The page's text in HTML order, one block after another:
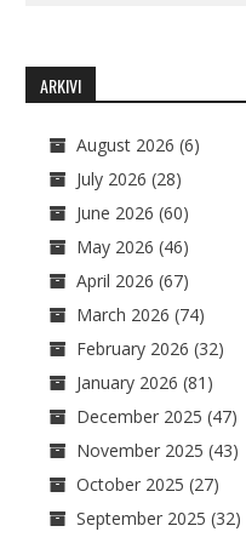
ARKIVI
August 2026 (6)
July 2026 (28)
June 2026 (60)
May 2026 (46)
April 2026 (67)
March 2026 (74)
February 2026 (32)
January 2026 (81)
December 2025 (47)
November 2025 (43)
October 2025 (27)
September 2025 (32)